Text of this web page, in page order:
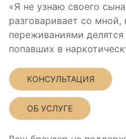
«Я не узнаю своего
разговаривает со
переживаниями
попавших в
КОНСУЛЬТАЦИЯ
ОБ УСЛУГЕ